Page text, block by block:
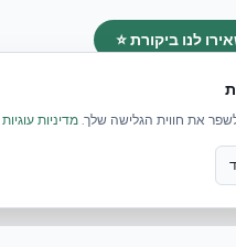
לנו ביקורת ⭐
את חווית הגלישה שלך.מדיניות עוגיות